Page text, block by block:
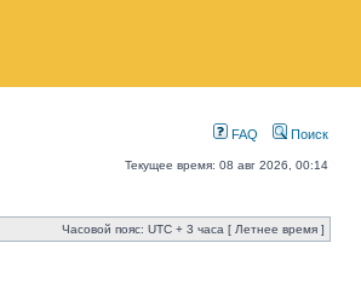
FAQ Поиск
Текущее время: 08 авг 2026, 00:14
Часовой пояс: UTC + 3 часа [ Летнее время ]